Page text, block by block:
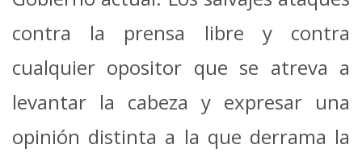
contra la prensa libre y contra
cualquier opositor que se atreva a
levantar la cabeza y expresar una
opinión distinta a la que derrama la